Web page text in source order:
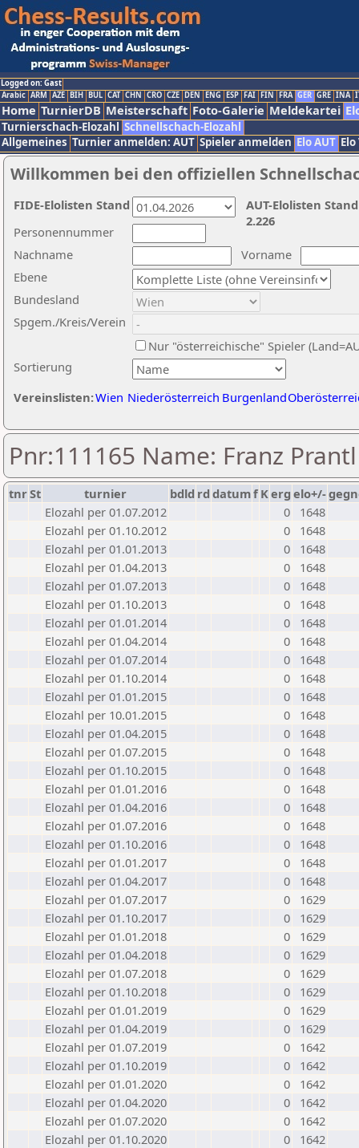
Logged on: Gast
Arabic ARM AZE BIH BUL CAT CHN CRO CZE DEN ENG ESP FAI FIN FRA GER GRE INA
Home TurnierDB Meisterschaft Foto-Galerie Meldekartei
Turnierschach-Elozahl Schnellschach-Elozahl
Allgemeines Turnier anmelden: AUT Spieler anmelden Elo AUT
Willkommen bei den offiziellen
Nachname
Vorname
Ebene
Sortierung
Personennummer
Bundesland
Spgem./Kreis/Verein
Nur "österreichische" Spieler
Vereinslisten:Wien Niederösterreich Burgenland
AUT-Elolisten
2.226
FIDE-Elolisten Stand
Pnr:111165 Name: Franz Prantl
tnrSt turnier bdld rd datumf Kerg elo+/-
Elozahl per 01.07.2012
0
1648
Elozahl per 01.10.2012
0
1648
Elozahl per 01.01.2013
0
1648
Elozahl per 01.04.2013
0
1648
Elozahl per 01.07.2013
0
1648
Elozahl per 01.10.2013
0
1648
Elozahl per 01.01.2014
0
1648
Elozahl per 01.04.2014
0
1648
Elozahl per 01.07.2014
0
1648
Elozahl per 01.10.2014
0
1648
Elozahl per 01.01.2015
0
1648
Elozahl per 10.01.2015
0
1648
Elozahl per 01.04.2015
0
1648
Elozahl per 01.07.2015
0
1648
Elozahl per 01.10.2015
0
1648
Elozahl per 01.01.2016
0
1648
Elozahl per 01.04.2016
0
1648
Elozahl per 01.07.2016
0
1648
Elozahl per 01.10.2016
0
1648
Elozahl per 01.01.2017
0
1648
Elozahl per 01.04.2017
0
1648
Elozahl per 01.07.2017
0
1629
Elozahl per 01.10.2017
0
1629
Elozahl per 01.01.2018
0
1629
Elozahl per 01.04.2018
0
1629
Elozahl per 01.07.2018
0
1629
Elozahl per 01.10.2018
0
1629
Elozahl per 01.01.2019
0
1629
Elozahl per 01.04.2019
0
1629
Elozahl per 01.07.2019
0
1642
Elozahl per 01.10.2019
0
1642
Elozahl per 01.01.2020
0
1642
Elozahl per 01.04.2020
0
1642
Elozahl per 01.07.2020
0
1642
Elozahl per 01.10.2020
0
1642